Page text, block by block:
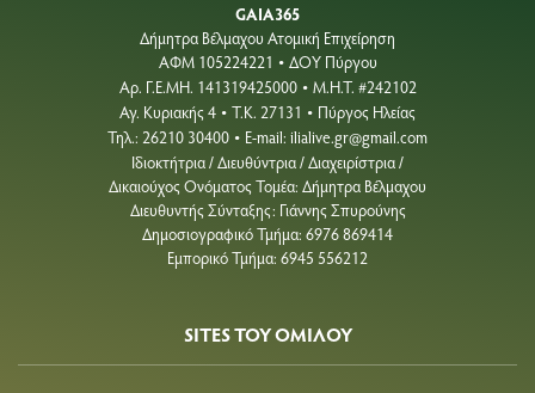
GAIA365
Δήμητρα Βέλμαχου Ατομική Επιχείρηση
ΑΦΜ 105224221 • ΔΟΥ Πύργου
Aρ. Γ.Ε.ΜΗ. 141319425000 • Μ.Η.Τ. #242102
Αγ. Κυριακής 4 • Τ.Κ. 27131 • Πύργος Ηλείας
Τηλ.: 26210 30400 • E-mail: ilialive.gr@gmail.com
Ιδιοκτήτρια / Διευθύντρια / Διαχειρίστρια /
Δικαιούχος Ονόματος Τομέα: Δήμητρα Βέλμαχου
Διευθυντής Σύνταξης: Γιάννης Σπυρούνης
Δημοσιογραφικό Τμήμα: 6976 869414
Εμπορικό Τμήμα: 6945 556212
SITES ΤΟΥ ΟΜΙΛΟΥ